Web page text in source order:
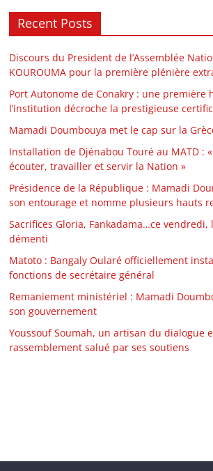
Recent Posts
Discours du President de l’Assemblée
KOUROUMA pour la première plénière
Port Autonome de Conakry : une première
l’institution décroche la prestigieuse
Mamadi Doumbouya met le cap sur la
Installation de Djénabou Touré au MATD :
écouter, travailler et servir la Nation »
Présidence de la République : Mamadi
son entourage et nomme plusieurs hauts
Sacrifices Gloria, Fankadama…ce vendredi,
démenti
Matoto : Bangaly Oularé officiellement
fonctions de secrétaire général
Remaniement ministériel : Mamadi
son gouvernement
Youssouf Soumah, un artisan du dialogue
rassemblement salué par ses soutiens